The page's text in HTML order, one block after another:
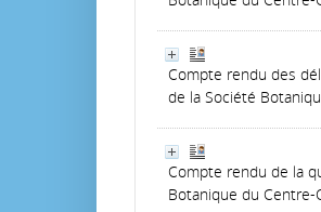
Compte rendu des
de la Société
Compte rendu de la
Botanique du Centre-